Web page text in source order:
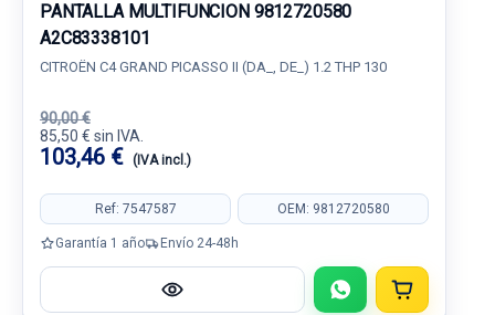
PANTALLA MULTIFUNCION 9812720580
A2C83338101
CITROËN C4 GRAND PICASSO II (DA_, DE_) 1.2 THP 130
90,00 €
85,50 € sin IVA.
103,46 € (IVA incl.)
Ref: 7547587 OEM: 9812720580
Garantía 1 año Envío 24-48h